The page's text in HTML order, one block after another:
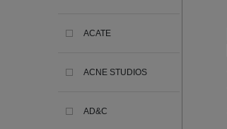
ACATE
ACNE STUDIOS
AD&C